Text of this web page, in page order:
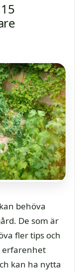
behöva
De som är
fler tips och
erfarenhet
kan ha nytta